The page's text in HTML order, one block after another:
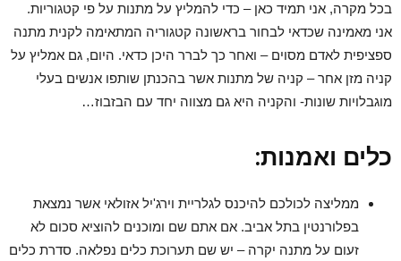
בכל מקרה, אני תמיד כאן – כדי להמליץ על מתנות על פי קטגוריות.
אני מאמינה שכדאי לבחור בראשונה קטגוריה המתאימה לקנית מתנה
ספציפית לאדם מסוים – ואחר כך לברר היכן כדאי. היום, גם אמליץ על
קניה מזן אחר – קניה של מתנות אשר בהכנתן שותפו אנשים בעלי
מוגבלויות שונות- והקניה היא גם מצווה יחד עם הבזבוז…
כלים ואמנות:
ממליצה לכולכם להיכנס לגלריית וירג'יל אזולאי אשר נמצאת
בפלורנטין בתל אביב. אם אתם שם ומוכנים להוציא סכום לא
זעום על מתנה יקרה – יש שם תערוכת כלים נפלאה. סדרת כלים